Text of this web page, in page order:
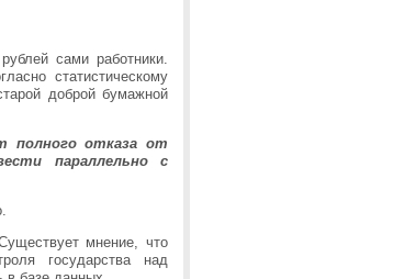
сами работники.
статистическому
доброй бумажной
полного отказа от
параллельно с
мнение, что
государства над